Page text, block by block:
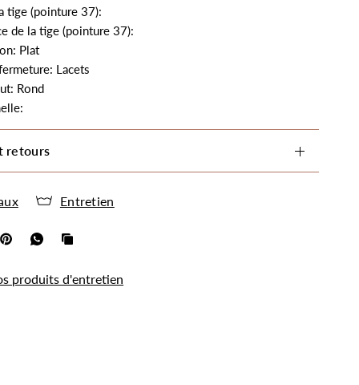
tige (pointure 37):
de la tige (pointure 37):
Plat
Lacets
Rond
retours
Entretien
produits d'entretien